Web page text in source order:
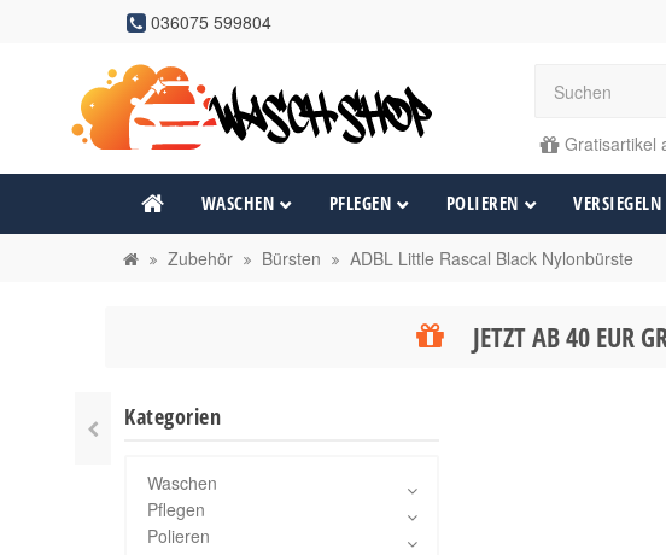
036075 599804
Gratisartikel
WASCHEN PFLEGEN POLIEREN VERSIEGELN
Zubehör Bürsten ADBL Little Rascal Black Nylonbürste
JETZT AB 40 EUR
Kategorien
Waschen
Pflegen
Polieren